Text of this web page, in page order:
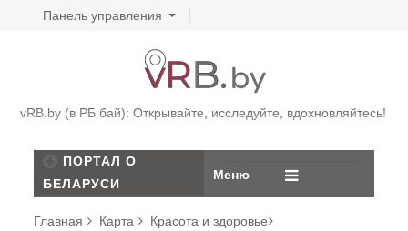
Панель управления
vRB.by (в РБ бай): Открывайте, исследуйте, вдохновляйтесь!
ПОРТАЛ О
БЕЛАРУСИ
Меню
Главная Карта
Красота и здоровье